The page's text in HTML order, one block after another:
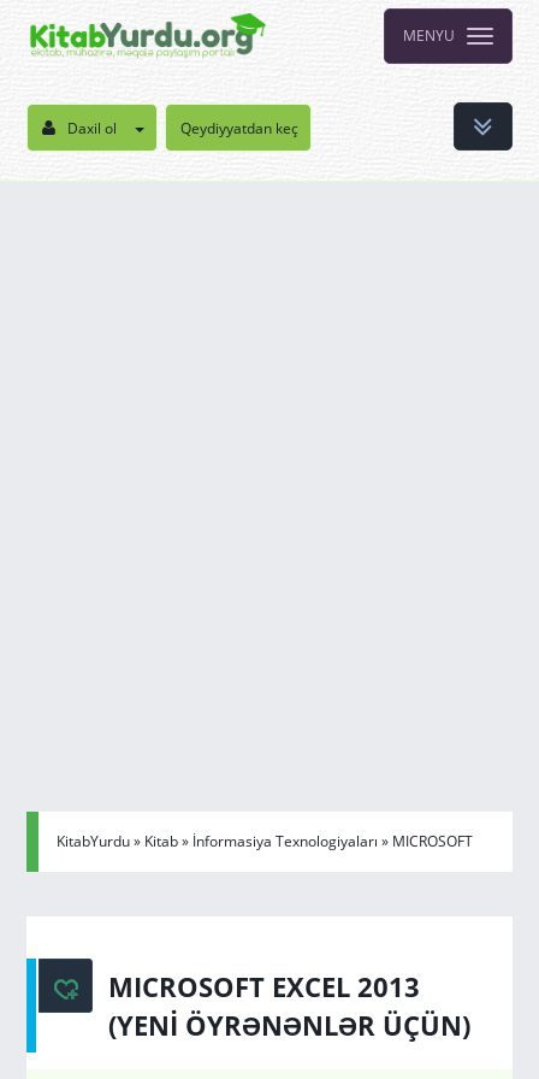
MENYU
Daxil ol Qeydiyyatdan keç
KitabYurdu» Kitab» İnformasiya Texnologiyaları » MICROSOFT
MICROSOFT EXCEL 2013
(YENİ ÖYRƏNƏNLƏR ÜÇÜN)